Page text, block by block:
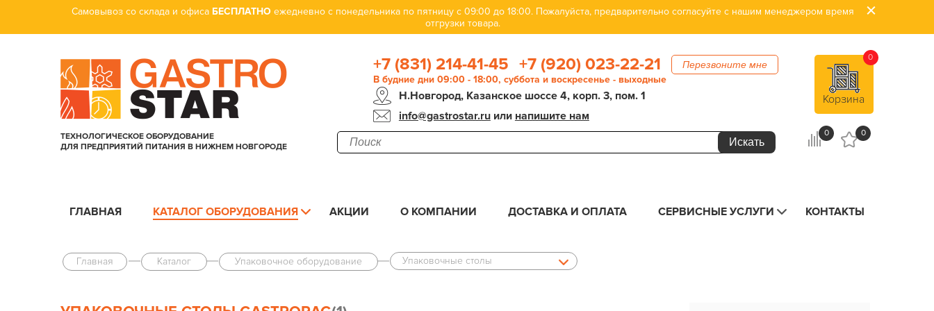
Самовывоз со склада и офиса БЕСПЛАТНО ежедневно с понедельника по пятницу с 09:00 до 18:00. Пожалуйста, предварительно согласуйте с нашим менеджером время
отгрузки товара.
ТЕХНОЛОГИЧЕСКОЕ ОБОРУДОВАНИЕ
ДЛЯ ПРЕДПРИЯТИЙ ПИТАНИЯ В НИЖНЕМ НОВГОРОДЕ
+7 (831) 214-41-45 +7 (920) 023-22-21 Перезвоните мне
В будние дни 09:00 - 18:00, суббота и воскресенье - выходные
Н.Новгород, Казанское шоссе 4, корп. 3, пом. 1
info@gastrostar.ruили напишите нам
Корзина
0
0 0
ГЛАВНАЯ КАТАЛОГ ОБОРУДОВАНИЯ АКЦИИ О КОМПАНИИ ДОСТАВКА И ОПЛАТА СЕРВИСНЫЕ УСЛУГИ КОНТАКТЫ
Главная Каталог Упаковочное оборудование Упаковочные столы